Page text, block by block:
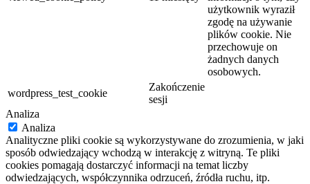
użytkownik wyraził
zgodę na używanie
plików cookie. Nie
przechowuje on
żadnych danych
osobowych.
wordpress_test_cookie
Zakończenie
sesji
Analiza
Analiza
Analityczne pliki cookie są wykorzystywane do zrozumienia, w jaki
sposób odwiedzający wchodzą w interakcję z witryną. Te pliki
cookies pomagają dostarczyć informacji na temat liczby
odwiedzających, współczynnika odrzuceń, źródła ruchu, itp.